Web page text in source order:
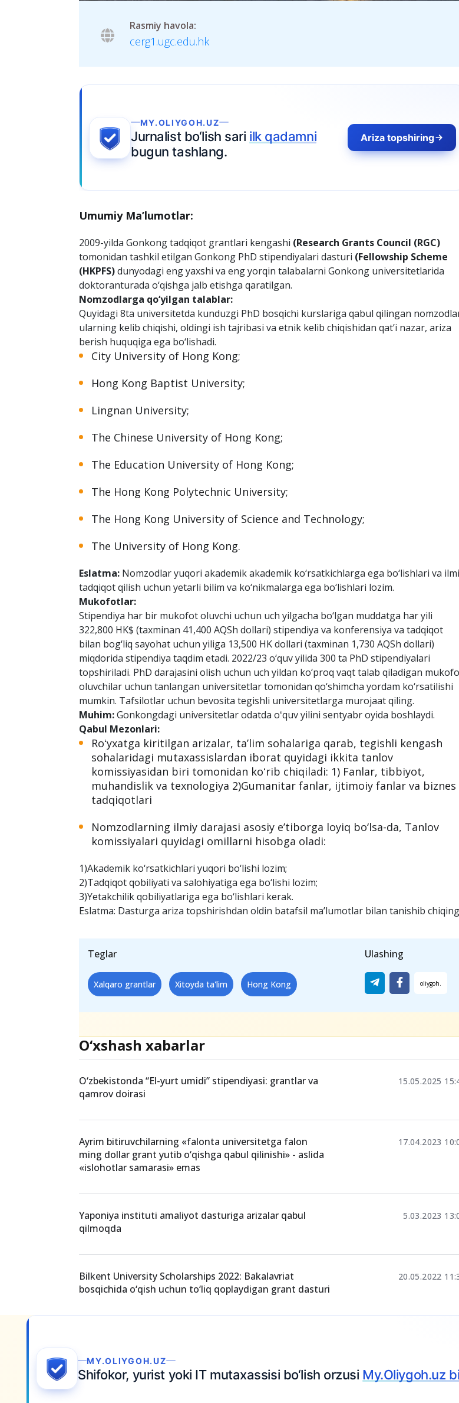
Rasmiy havola:
cerg1.ugc.edu.hk
Umumiy Ma’lumotlar:
2009-yilda Gonkong tadqiqot grantlari kengashi(Research Grants Council (RGC)
tomonidan tashkil etilgan Gonkong PhD stipendiyalari dasturi
(HKPFS)dunyodagi eng yaxshi va eng yorqin talabalarni Gonkong universitetlarida
Nomzodlarga qo‘yilgan talablar:
ularning kelib chiqishi, oldingi ish tajribasi va etnik kelib chiqishidan qat’i nazar, ariza
City University of Hong Kong;
Hong Kong Baptist University;
Lingnan University;
The Chinese University of Hong Kong;
The Education University of Hong Kong;
The Hong Kong Polytechnic University;
The Hong Kong University of Science and Technology;
The University of Hong Kong.
Eslatma:Nomzodlar yuqori akademik akademik ko‘rsatkichlarga ega bo‘lishlari va ilmiy
tadqiqot qilish uchun yetarli bilim va ko‘nikmalarga ega bo‘lishlari lozim.
Mukofotlar:
Stipendiya har bir mukofot oluvchi uchun uch yilgacha bo‘lgan muddatga har yili
322,800 HK$ (taxminan 41,400 AQSh dollari) stipendiya va konferensiya va tadqiqot
bilan bog‘liq sayohat uchun yiliga 13,500 HK dollari (taxminan 1,730 AQSh dollari)
miqdorida stipendiya taqdim etadi. 2022/23 o‘quv yilida 300 ta PhD stipendiyalari
topshiriladi. PhD darajasini olish uchun uch yildan ko‘proq vaqt talab qiladigan mukofot
oluvchilar uchun tanlangan universitetlar tomonidan qo‘shimcha yordam ko‘rsatilishi
mumkin. Tafsilotlar uchun bevosita tegishli universitetlarga murojaat qiling.
Muhim:Gonkongdagi universitetlar odatda oʻquv yilini sentyabr oyida boshlaydi.
Roʻyxatga kiritilgan arizalar, taʼlim sohalariga qarab, tegishli kengash
sohalaridagi mutaxassislardan iborat quyidagi ikkita tanlov
muhandislik va texnologiya 2)Gumanitar fanlar, ijtimoiy fanlar va biznes
tadqiqotlari
Nomzodlarning ilmiy darajasi asosiy e’tiborga loyiq bo‘lsa-da, Tanlov
1)Akademik ko‘rsatkichlari yuqori bo‘lishi lozim;
3)Yetakchilik qobiliyatlariga ega bo‘lishlari kerak.
Eslatma: Dasturga ariza topshirishdan oldin batafsil ma’lumotlar bilan tanishib chiqing.
Teglar Ulashing
O‘zbekistonda “El-yurt umidi” stipendiyasi: grantlar va
Ayrim bitiruvchilarning «falonta universitetga falon
«islohotlar samarasi» emas
qilmoqda
Bilkent University Scholarships 2022: Bakalavriat
bosqichida o‘qish uchun to‘liq qoplaydigan grant dasturi